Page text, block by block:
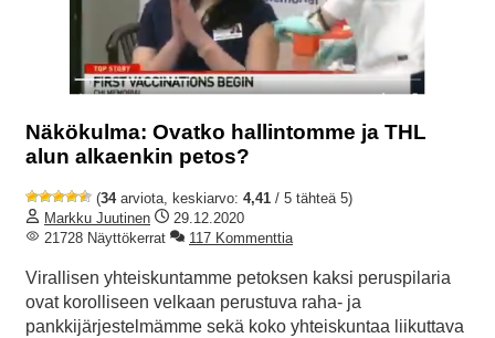
Näkökulma: Ovatko hallintomme ja THL
alun alkaenkin petos?
(34arviota, keskiarvo: 4,41 / 5 tähteä 5)
Markku Juutinen
29.12.2020
21728 Näyttökerrat
117 Kommenttia
Virallisen yhteiskuntamme petoksen kaksi peruspilaria
ovat korolliseen velkaan perustuva raha- ja
pankkijärjestelmämme sekä koko yhteiskuntaa liikuttava